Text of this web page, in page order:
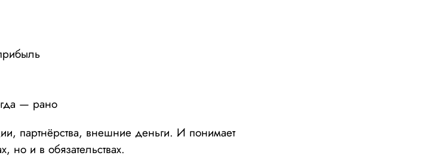
— рано
партнёрства, внешние деньги. И понимает
но и в обязательствах.